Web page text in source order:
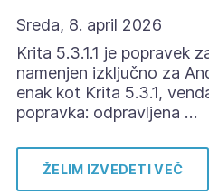
Sreda, 8. april 2026
Krita 5.3.1.1 je popravek
namenjen izključno za
enak kot Krita 5.3.1,
popravka: odpravljena …
ŽELIM IZVEDETI VEČ